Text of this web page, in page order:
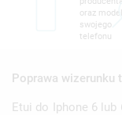
oraz model
swojego
telefonu
Poprawa wizerunku
Etui do Iphone 6